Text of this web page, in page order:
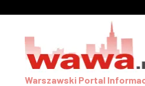
Warszawski Portal